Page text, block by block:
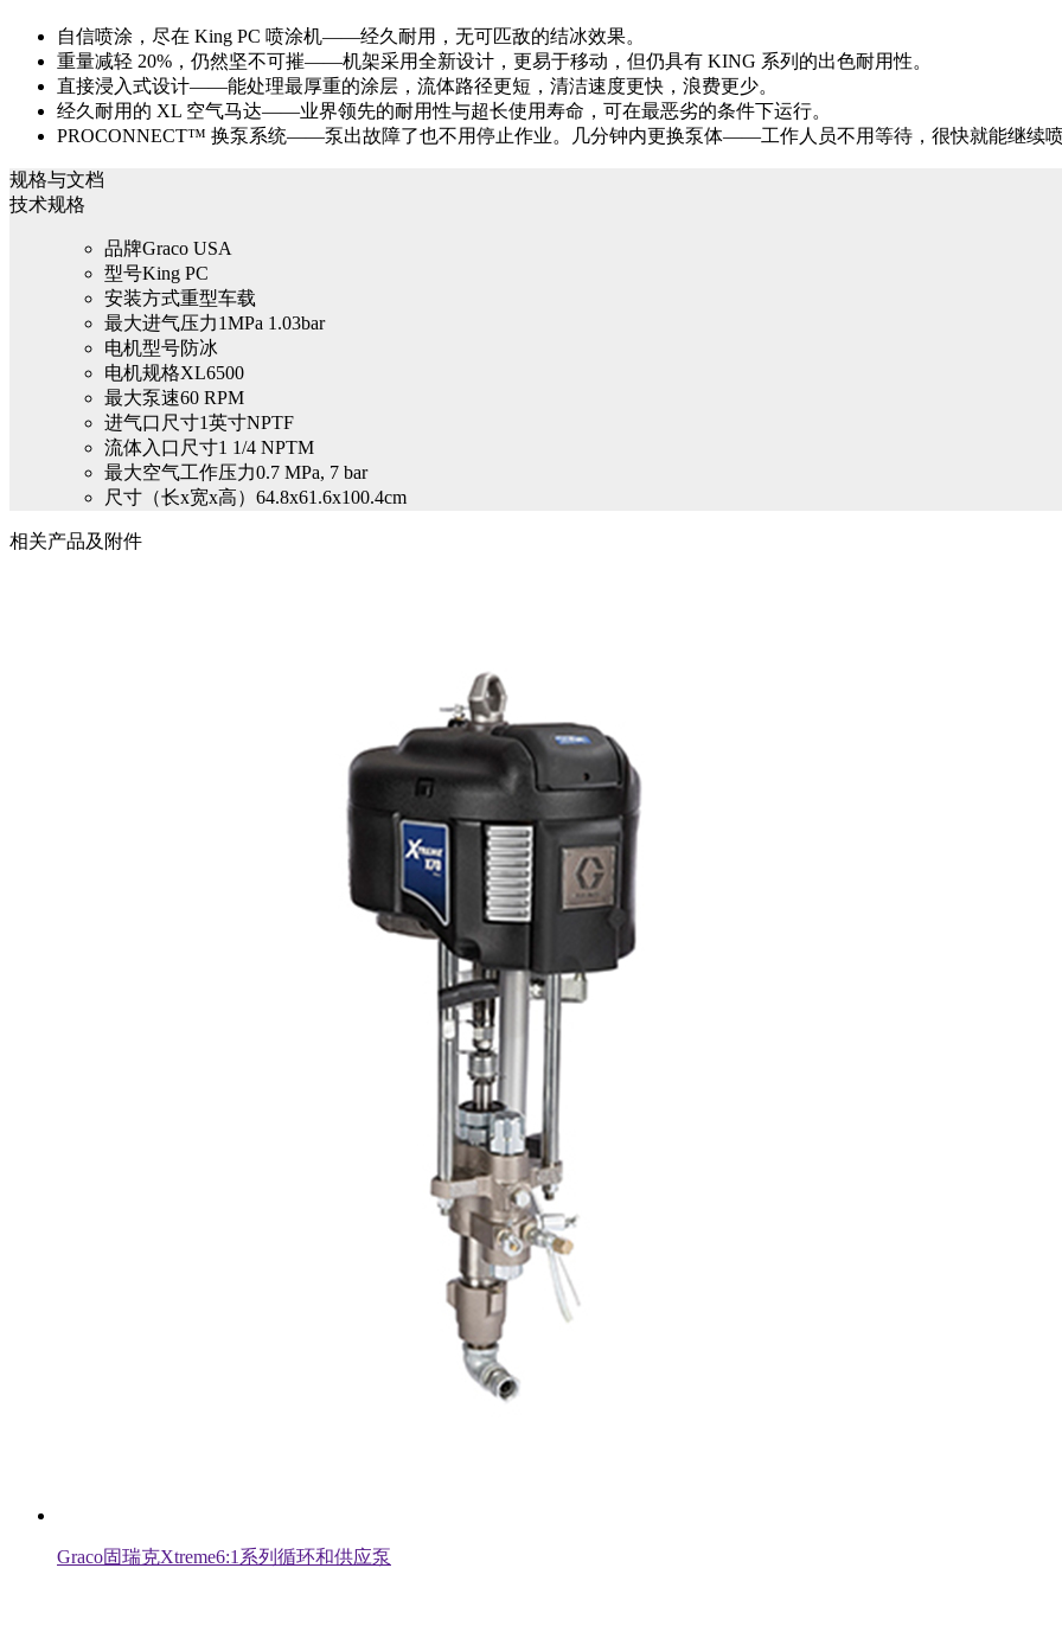
自信喷涂，尽在 King PC 喷涂机——经久耐用，无可匹敌的结冰效果。
重量减轻 20%，仍然坚不可摧——机架采用全新设计，更易于移动，但仍具有 KING 系列的出色耐用性。
直接浸入式设计——能处理最厚重的涂层，流体路径更短，清洁速度更快，浪费更少。
经久耐用的 XL 空气马达——业界领先的耐用性与超长使用寿命，可在最恶劣的条件下运行。
PROCONNECT™ 换泵系统——泵出故障了也不用停止作业。几分钟内更换泵体——工作人员不用等待，很快就能继续
规格与文档
技术规格
品牌Graco USA
型号King PC
安装方式重型车载
最大进气压力1MPa 1.03bar
电机型号防冰
电机规格XL6500
最大泵速60 RPM
进气口尺寸1英寸NPTF
流体入口尺寸1 1/4 NPTM
最大空气工作压力0.7 MPa, 7 bar
尺寸（长x宽x高） 64.8x61.6x100.4cm
相关产品及附件
Graco固瑞克Xtreme6:1系列循环和供应泵